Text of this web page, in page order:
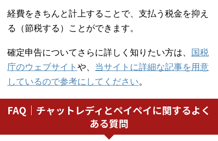
経費をきちんと計上することで、支払う税金を抑え
る（節税する）ことができます。
確定申告についてさらに詳しく知りたい方は、 国税
庁のウェブサイトや、 当サイトに詳細な記事を用意
しているので参考にしてください。
FAQ｜チャットレディとペイペイに関するよく
ある質問